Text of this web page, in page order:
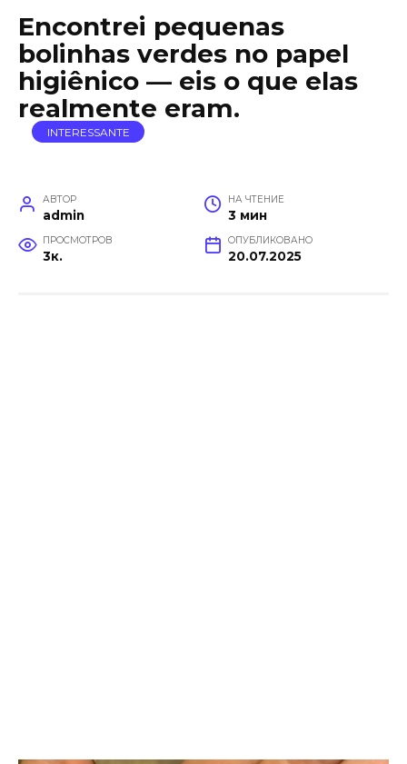
Encontrei pequenas
bolinhas verdes no papel
higiênico — eis o que elas
realmente eram.
INTERESSANTE
АВТОР
admin
НА ЧТЕНИЕ
3 мин
ПРОСМОТРОВ
3к.
ОПУБЛИКОВАНО
20.07.2025